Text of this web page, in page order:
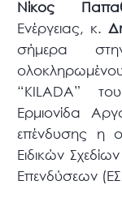
Νίκος
Ενέργειας, κ.
σήμερα
“KILADA”
Ερμιονίδα
επένδυσης η
Ειδικών
Επενδύσεων